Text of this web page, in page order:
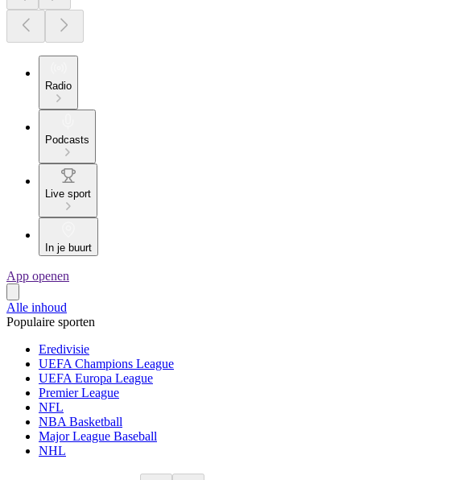
Radio
Podcasts
Live sport
In je buurt
App openen
Alle inhoud
Populaire sporten
Eredivisie
UEFA Champions League
UEFA Europa League
Premier League
NFL
NBA Basketball
Major League Baseball
NHL